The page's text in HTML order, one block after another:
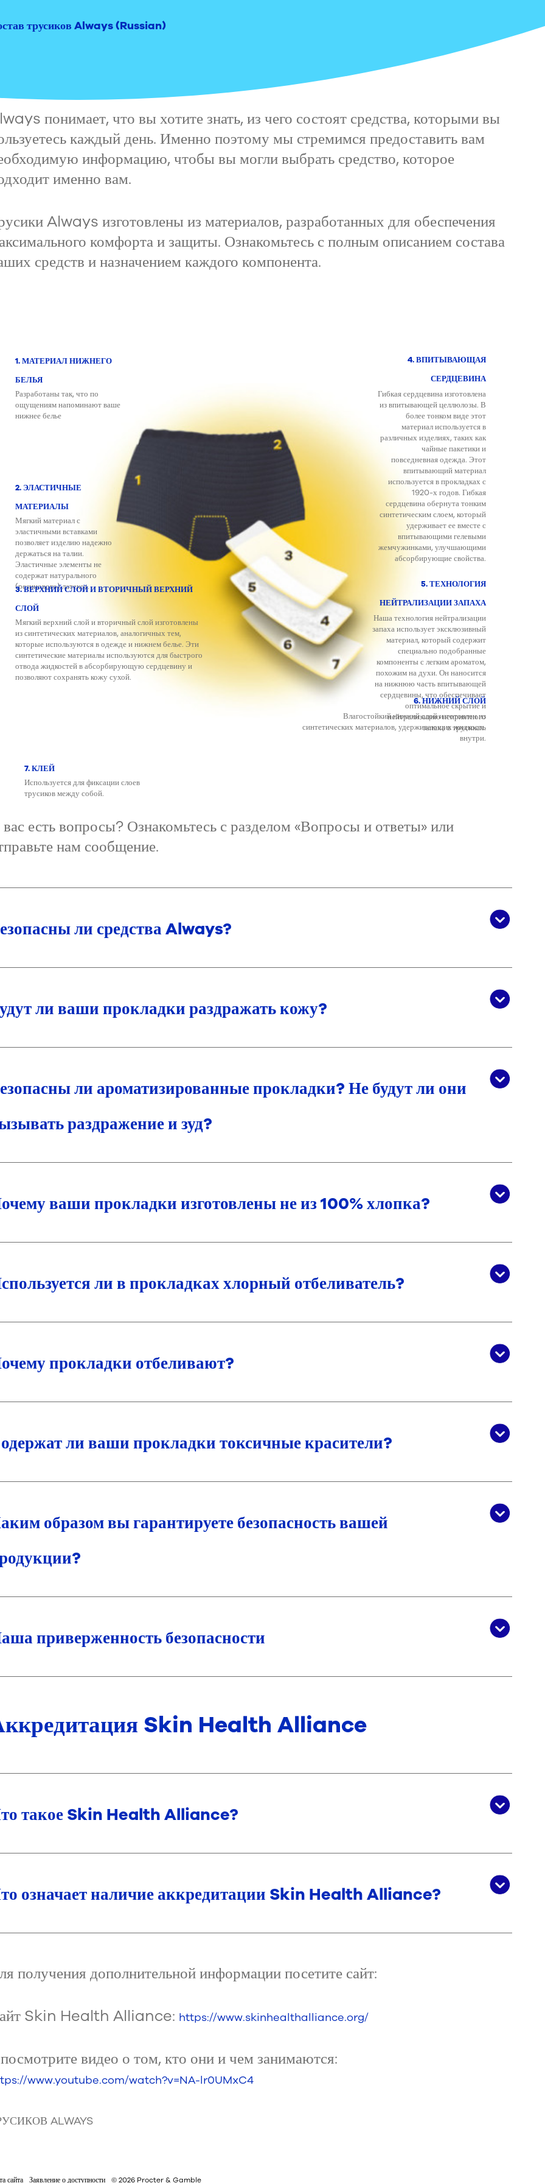
трусиков Always (Russian)
понимает, что вы хотите знать, из чего состоят средства, которыми вы
каждый день. Именно поэтому мы стремимся предоставить вам
информацию, чтобы вы могли выбрать средство, которое
именно вам.
Always изготовлены из материалов, разработанных для обеспечения
комфорта и защиты. Ознакомьтесь с полным описанием состава
средств и назначением каждого компонента.
1. МАТЕРИАЛ НИЖНЕГО
БЕЛЬЯ
Разработаны так, что по
ощущениям напоминают ваше
нижнее белье
2. ЭЛАСТИЧНЫЕ
МАТЕРИАЛЫ
Мягкий материал с
эластичными вставками
позволяет изделию надежно
держаться на талии.
Эластичные элементы не
содержат натурального
(резинового) латекса.
3. ВЕРХНИЙ СЛОЙ И ВТОРИЧНЫЙ ВЕРХНИЙ
СЛОЙ
Мягкий верхний слой и вторичный слой изготовлены
из синтетических материалов, аналогичных тем,
которые используются в одежде и нижнем белье. Эти
синтетические материалы используются для быстрого
отвода жидкостей в абсорбирующую сердцевину и
позволяют сохранять кожу сухой.
4. ВПИТЫВАЮЩАЯ
СЕРДЦЕВИНА
Гибкая сердцевина изготовлена
из впитывающей целлюлозы. В
более тонком виде этот
материал используется в
различных изделиях, таких как
чайные пакетики и
повседневная одежда. Этот
впитывающий материал
используется в прокладках с
1920-х годов. Гибкая
сердцевина обернута тонким
синтетическим слоем, который
удерживает ее вместе с
впитывающими гелевыми
жемчужинками, улучшающими
абсорбирующие свойства.
5. ТЕХНОЛОГИЯ
НЕЙТРАЛИЗАЦИИ ЗАПАХА
Наша технология нейтрализации
запаха использует эксклюзивный
материал, который содержит
специально подобранные
компоненты с легким ароматом,
похожим на духи. Он наносится
на нижнюю часть впитывающей
сердцевины, что обеспечивает
оптимальное скрытие и
нейтрализацию неприятного
запаха в трусиках.
6. НИЖНИЙ СЛОЙ
Влагостойкий нижний слой изготовлен из
синтетических материалов, удерживающих жидкость
внутри.
7. КЛЕЙ
Используется для фиксации слоев
трусиков между собой.
есть вопросы? Ознакомьтесь с разделом «Вопросы и ответы» или
нам сообщение.
ли средства Always?
ли ваши прокладки раздражать кожу?
ли ароматизированные прокладки? Не будут ли они
раздражение и зуд?
ваши прокладки изготовлены не из 100% хлопка?
ли в прокладках хлорный отбеливатель?
прокладки отбеливают?
ли ваши прокладки токсичные красители?
образом вы гарантируете безопасность вашей
приверженность безопасности
Skin Health Alliance
такое Skin Health Alliance?
означает наличие аккредитации Skin Health Alliance?
получения дополнительной информации посетите сайт:
Skin Health Alliance: https://www.skinhealthalliance.org/
видео о том, кто они и чем занимаются:
www.youtube.com/watch?v=NA-lr0UMxC4
ALWAYS
сайта Заявление о доступности © 2026 Procter & Gamble